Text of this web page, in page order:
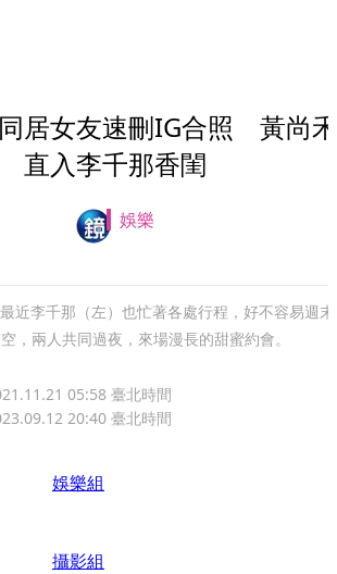
同居女友速刪IG合照 黃尚禾
直入李千那香閨
娛樂
近李千那（左）也忙著各處行程，好不容易週
，兩人共同過夜，來場漫長的甜蜜約會。
05:58 臺北時間
20:40 臺北時間
娛樂組
攝影組